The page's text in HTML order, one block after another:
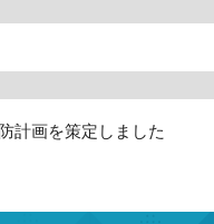
計画を策定しました